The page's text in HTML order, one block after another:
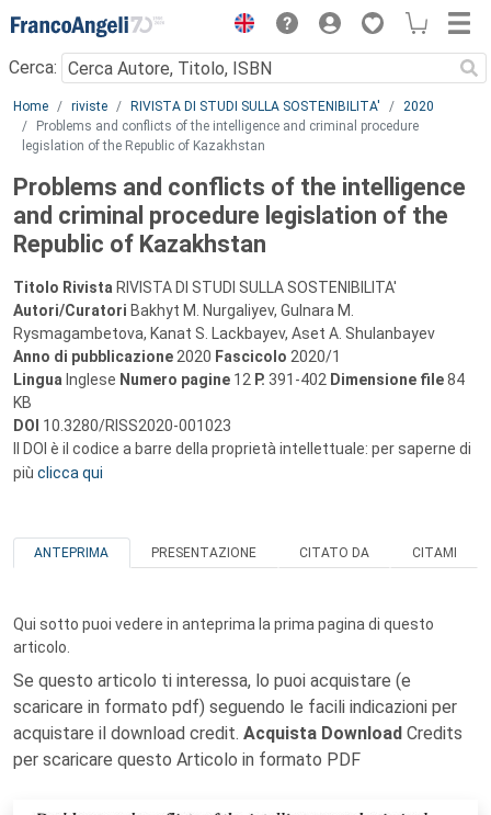
Menu
Cerca:
Main content
Home riviste RIVISTA DI STUDI SULLA SOSTENIBILITA'
2020
Problems and conflicts of the intelligence and criminal procedure
legislation of the Republic of Kazakhstan
Problems and conflicts of the intelligence
and criminal procedure legislation of the
Republic of Kazakhstan
Titolo Rivista RIVISTA DI STUDI SULLA SOSTENIBILITA'
Autori/Curatori Bakhyt M. Nurgaliyev, Gulnara M.
Rysmagambetova, Kanat S. Lackbayev, Aset A. Shulanbayev
Anno di pubblicazione 2020 Fascicolo 2020/1
Lingua Inglese Numero pagine 12 P. 391-402 Dimensione file84
KB
DOI 10.3280/RISS2020-001023
Il DOI è il codice a barre della proprietà intellettuale: per saperne di
più clicca qui
ANTEPRIMA PRESENTAZIONE CITATO DA CITAMI
Qui sotto puoi vedere in anteprima la prima pagina di questo
articolo.
Se questo articolo ti interessa, lo puoi acquistare (e
scaricare in formato pdf) seguendo le facili indicazioni per
acquistare il download credit. Acquista Download Credits
per scaricare questo Articolo in formato PDF